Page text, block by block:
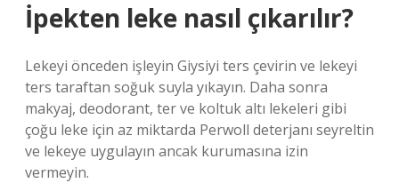
İpekten leke nasıl çıkarılır?
Lekeyi önceden işleyin Giysiyi ters çevirin ve lekeyi
ters taraftan soğuk suyla yıkayın. Daha sonra
makyaj, deodorant, ter ve koltuk altı lekeleri gibi
çoğu leke için az miktarda Perwoll deterjanı seyreltin
ve lekeye uygulayın ancak kurumasına izin
vermeyin.